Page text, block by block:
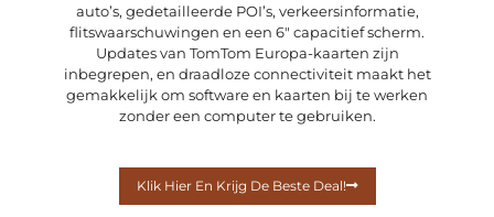
auto’s, gedetailleerde POI’s, verkeersinformatie,
flitswaarschuwingen en een 6″ capacitief scherm.
Updates van TomTom Europa-kaarten zijn
inbegrepen, en draadloze connectiviteit maakt het
gemakkelijk om software en kaarten bij te werken
zonder een computer te gebruiken.
Klik Hier En Krijg De Beste Deal!